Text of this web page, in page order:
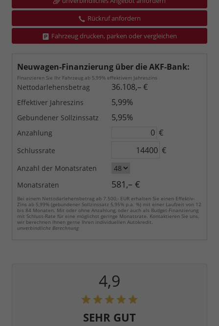
Rückruf anfordern
Fahrzeug drucken, parken oder vergleichen
Neuwagen-Finanzierung über die AKF-Bank:
Finanzieren Sie Ihr Fahrzeug ab 5,99% effektivem Jahreszins
Nettodarlehensbetrag 36.108,– €
Effektiver Jahreszins 5,99%
Gebundener Sollzinssatz 5,95%
Anzahlung €
Schlussrate €
Anzahl der Monatsraten
Monatsraten
581,– €
Bei einem Nettodarlehensbetrag ab 7.500,- EUR erhalten Sie einen Effektiv-
Zins ab 5,99% (gebundener Sollzinssatz 5,95% p.a. %) mit einer Laufzeit von 12
bis 84 Monaten. Mit oder ohne Anzahlung, oder auch als Budget-Finanzierung
mit Schluss-Rate für eine möglichst geringe Monatsrate. Kontaktieren Sie uns,
wir berechnen Ihnen gerne Ihren individuellen Autokredit.
unverbindliche Berechnung
4,9
SEHR GUT